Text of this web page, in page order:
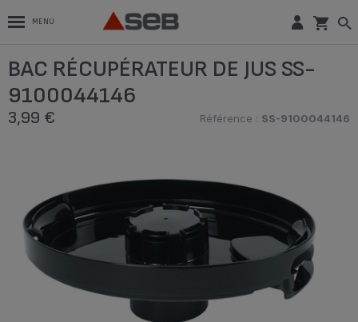
MENU
BAC RÉCUPÉRATEUR DE JUS SS-
9100044146
Référence : SS-9100044146
3,99 €